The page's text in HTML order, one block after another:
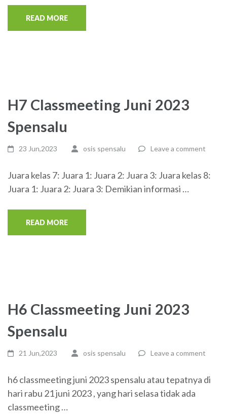
READ MORE
H7 Classmeeting Juni 2023
Spensalu
23 Jun,2023 osis spensalu Leave a comment
Juara kelas 7: Juara 1: Juara 2: Juara 3: Juara kelas 8:
Juara 1: Juara 2: Juara 3: Demikian informasi …
READ MORE
H6 Classmeeting Juni 2023
Spensalu
21 Jun,2023 osis spensalu Leave a comment
h6 classmeeting juni 2023 spensalu atau tepatnya di
hari rabu 21 juni 2023 , yang hari selasa tidak ada
classmeeting …